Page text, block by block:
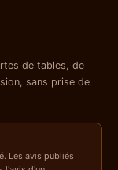
de tables, de
sans prise de
Les avis publiés